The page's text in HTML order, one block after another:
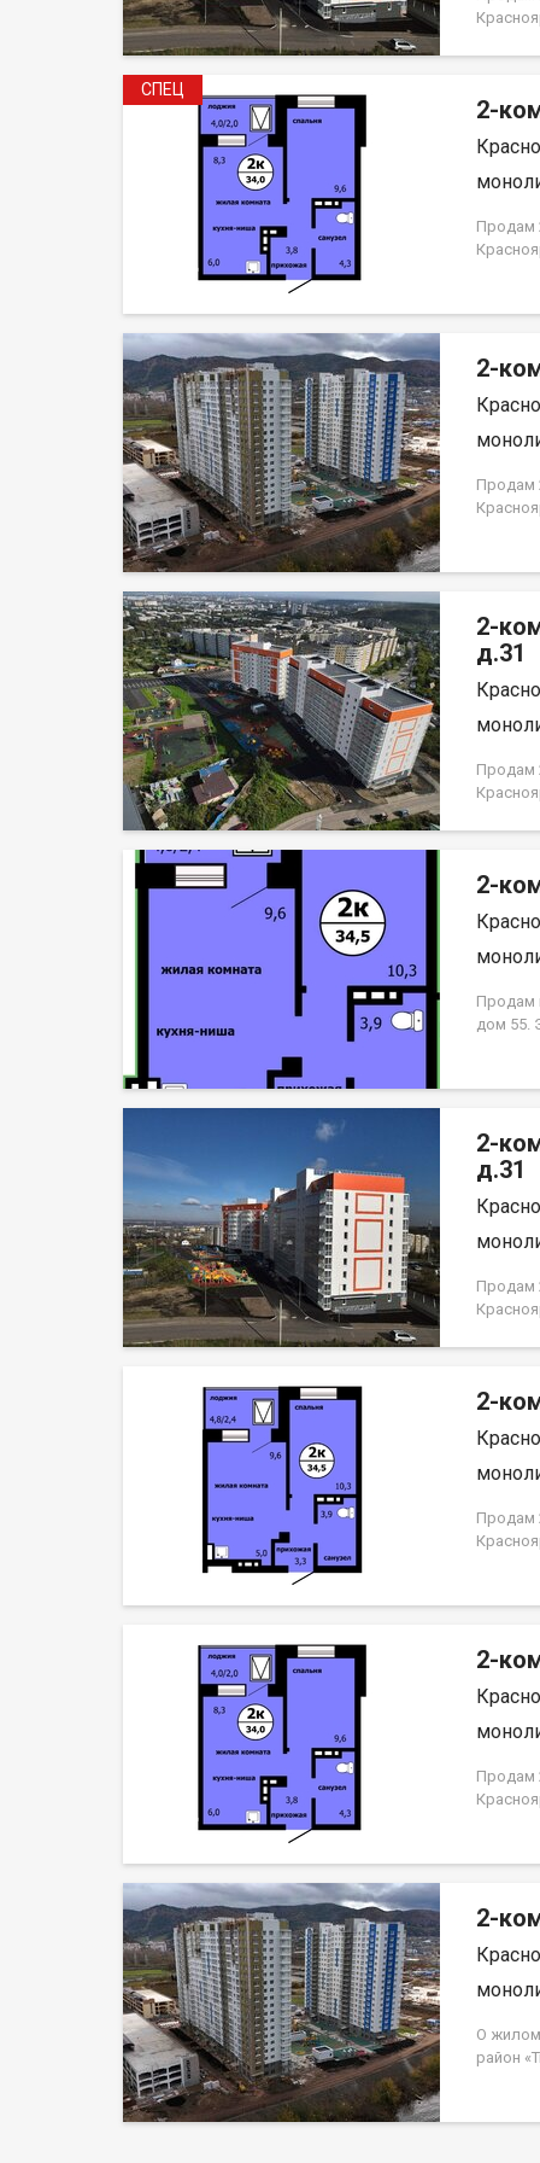
детьми
благ.
Полное
СПЕЦ
2-
Продам
2-
Продам
2-
д.31
Продам
2-
Продам
дом 55.
Саян.
лог» и
Енисей
2-
д.31
Продам
2-
Продам
2-
Продам
2-
О жилом
район